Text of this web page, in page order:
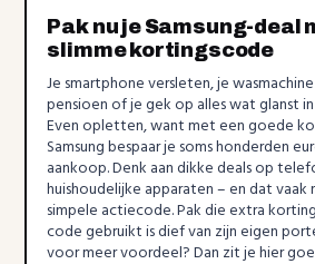
Pak nu je Samsung-deal
slimme kortingscode
Je smartphone versleten, je
pensioen of je gek op alles wat glanst
Even opletten, want met een goede
Samsung bespaar je soms honderden
aankoop. Denk aan dikke deals op
huishoudelijke apparaten – en dat vaak
simpele actiecode. Pak die extra
code gebruikt is dief van zijn eigen
voor meer voordeel? Dan zit je hier